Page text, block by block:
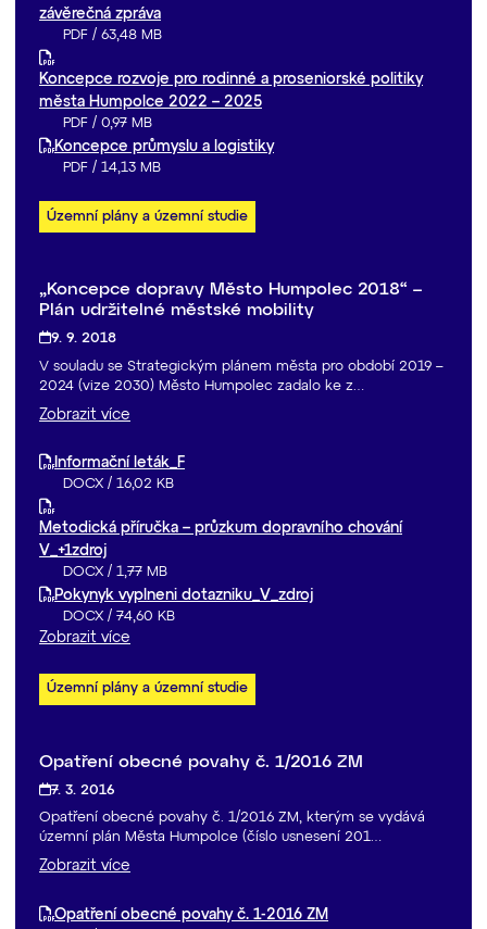
závěrečná zpráva
PDF / 63,48 MB
Koncepce rozvoje pro rodinné a proseniorské politiky
města Humpolce 2022 – 2025
PDF / 0,97 MB
Koncepce průmyslu a logistiky
PDF / 14,13 MB
Územní plány a územní studie
„Koncepce dopravy Město Humpolec 2018“ –
Plán udržitelné městské mobility
9. 9. 2018
V souladu se Strategickým plánem města pro období 2019 –
2024 (vize 2030) Město Humpolec zadalo ke z…
Zobrazit více
Informační leták_F
DOCX / 16,02 KB
Metodická příručka – průzkum dopravního chování
V_+1zdroj
DOCX / 1,77 MB
Pokynyk vyplneni dotazniku_V_zdroj
DOCX / 74,60 KB
Zobrazit více
Územní plány a územní studie
Opatření obecné povahy č. 1/2016 ZM
7. 3. 2016
Opatření obecné povahy č. 1/2016 ZM, kterým se vydává
územní plán Města Humpolce (číslo usnesení 201…
Zobrazit více
Opatření obecné povahy č. 1-2016 ZM